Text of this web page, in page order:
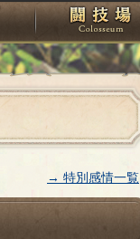
ショップ
→ 特別感情一覧